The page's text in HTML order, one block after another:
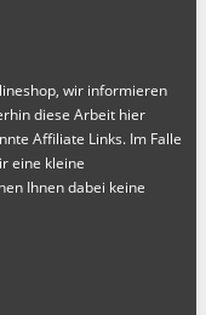
wir informieren
diese Arbeit hier
Affiliate Links. Im Falle
eine kleine
Ihnen dabei keine